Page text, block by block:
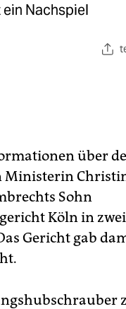
Nachspiel
über
Ministerin
Sohn
Köln in zwei
Gericht gab